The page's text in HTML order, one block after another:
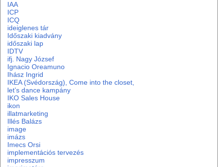
IAA
ICP
ICQ
ideiglenes tár
Időszaki kiadvány
időszaki lap
IDTV
ifj. Nagy József
Ignacio Oreamuno
Ihász Ingrid
IKEA (Svédország), Come into the closet,
let’s dance kampány
IKO Sales House
ikon
illatmarketing
Illés Balázs
image
imázs
Imecs Orsi
implementációs tervezés
impresszum